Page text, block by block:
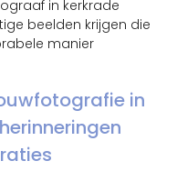
in kerkrade
beelden krijgen die
manier
in